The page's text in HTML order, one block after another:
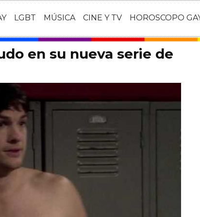
LGBT MÚSICA CINE Y TV HOROSCOPO
en su nueva serie de